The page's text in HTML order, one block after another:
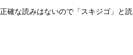
正確な読みはないので「スキジゴ」と